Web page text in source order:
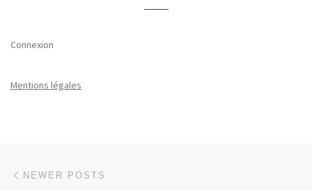
Connexion
Mentions légales
Posts navigation
NEWER POSTS